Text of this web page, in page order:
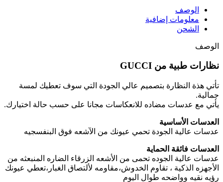
الوصف
معلومات إضافية
الشحن
الوصف
نظارات طبية من GUCCI
تأتي هذة النظارة بتصميم عالي الجودة التي سوف تعطيك لمسة
جمالية.
يأتي مع عدسات مضاده للانعكاسات مجانا على حسب حالة اختيارك.
العدسات الأساسية
عدسات عالية الجودة تحمي عيونك من الآشعه فوق البنفسجيه
العدسات فائقة الحماية
عدسات عالية الجوده تحمى من الأشعه الزرقاء الضاره المنبعثه من
الأجهزه الذكية ، تقاوم الخدوش،مقاومه لألتصاق الغبار،تعطي عيونك
رؤيه نقيه وواضحه طوال اليوم